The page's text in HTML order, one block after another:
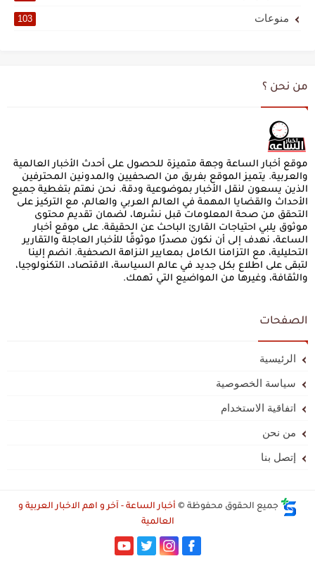
منوعات 103
من نحن ؟
موقع أخبار الساعة وجهة متميزة للحصول على أحدث الأخبار العالمية
والعربية. يتميز الموقع بفريق من الصحفيين والمدونين المحترفين
الذين يسعون لنقل الأخبار بموضوعية ودقة. نحن نهتم بتغطية جميع
الأحداث والقضايا المهمة في العالم العربي والعالم، مع التركيز على
التحقق من صحة المعلومات قبل نشرها، لضمان تقديم محتوى
موثوق يلبي احتياجات القارئ الباحث عن الحقيقة. على موقع أخبار
الساعة، نهدف إلى أن نكون مصدرًا موثوقًا للأخبار العاجلة والتقارير
التحليلية، مع التزامنا الكامل بمعايير النزاهة الصحفية. انضم إلينا
لتبقى على اطلاع بكل جديد في عالم السياسة، الاقتصاد، التكنولوجيا،
والثقافة، وغيرها من المواضيع التي تهمك.
الصفحات
الرئيسية
سياسة الخصوصية
اتفاقية الاستخدام
من نحن
إتصل بنا
جميع الحقوق محفوظة © أخبار الساعة - آخر و اهم الاخبار العربية و
العالمية